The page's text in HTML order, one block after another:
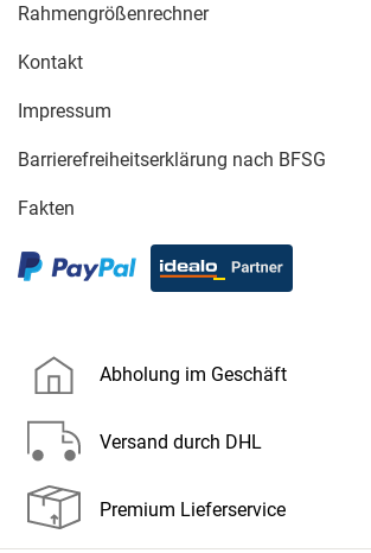
Rahmengrößenrechner
Kontakt
Impressum
Barrierefreiheitserklärung nach BFSG
Fakten
Abholung im Geschäft
Versand durch DHL
Premium Lieferservice